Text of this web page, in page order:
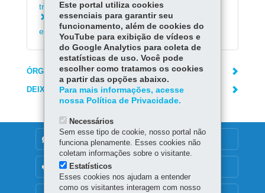
transporte eletrônico para outros serviços
Consultar CT-e - conhecimento de transporte
eletrônico
ÓRGÃO RESPONSÁVEL
DEIXE SUA OPINIÃO
DENUNCIE CORRUPÇÃO
OUVIDORIA
Este portal utiliza cookies
essenciais para garantir seu
funcionamento, além de cookies do
YouTube para exibição de vídeos e
do Google Analytics para coleta de
estatísticas de uso. Você pode
escolher como tratamos os cookies
a partir das opções abaixo.
Para mais informações, acesse
nossa Política de Privacidade.
Necessários
Sem esse tipo de cookie, nosso portal não
funciona plenamente. Esses cookies não
coletam informações sobre o visitante.
Estatísticos
Esses cookies nos ajudam a entender
como os visitantes interagem com nosso